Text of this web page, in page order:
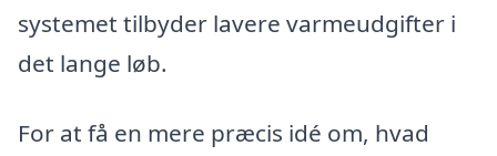
systemet tilbyder lavere varmeudgifter i
det lange løb.
For at få en mere præcis idé om, hvad